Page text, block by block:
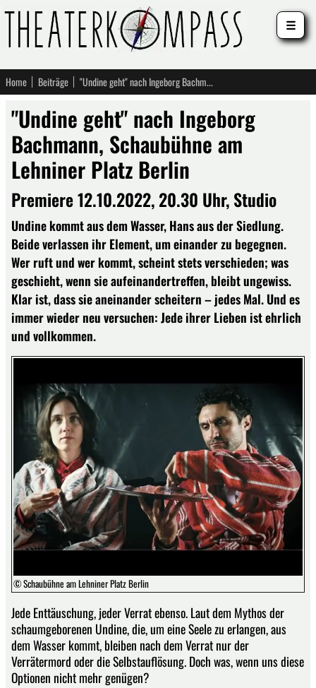
Home Beiträge "Undine geht" nach Ingeborg Bachmann, Schaubühne am Lehniner Platz Berlin
"Undine geht" nach Ingeborg
Bachmann, Schaubühne am
Lehniner Platz Berlin
Premiere 12.10.2022, 20.30 Uhr, Studio
Undine kommt aus dem Wasser, Hans aus der Siedlung.
Beide verlassen ihr Element, um einander zu begegnen.
Wer ruft und wer kommt, scheint stets verschieden; was
geschieht, wenn sie aufeinandertreffen, bleibt ungewiss.
Klar ist, dass sie aneinander scheitern – jedes Mal. Und es
immer wieder neu versuchen: Jede ihrer Lieben ist ehrlich
und vollkommen.
© Schaubühne am Lehniner Platz Berlin
Jede Enttäuschung, jeder Verrat ebenso. Laut dem Mythos der
schaumgeborenen Undine, die, um eine Seele zu erlangen, aus
dem Wasser kommt, bleiben nach dem Verrat nur der
Verrätermord oder die Selbstauflösung. Doch was, wenn uns diese
Optionen nicht mehr genügen?
☰